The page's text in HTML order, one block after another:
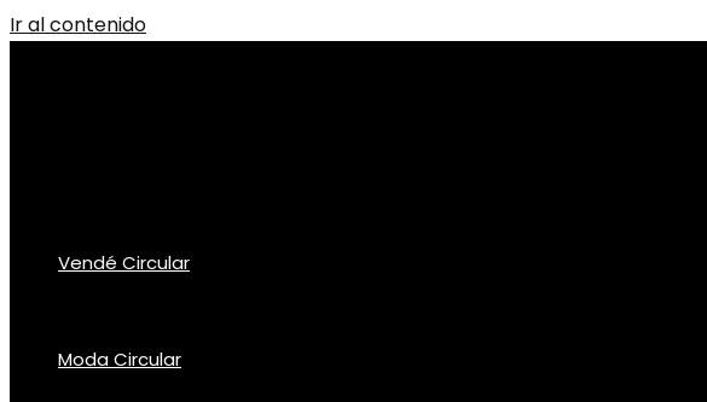
Ir al contenido
Vendé Circular
Moda Circular